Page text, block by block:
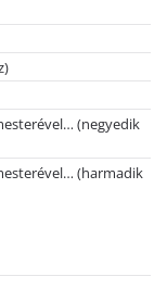
(negyedik
(harmadik